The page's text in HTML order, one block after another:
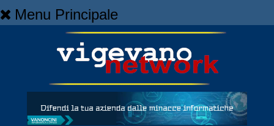
Menu Principale
Cronaca